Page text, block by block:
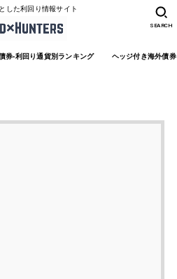
した利回り情報サイト
券-利回り通貨別ランキング ヘッジ付き海外債
SEARCH